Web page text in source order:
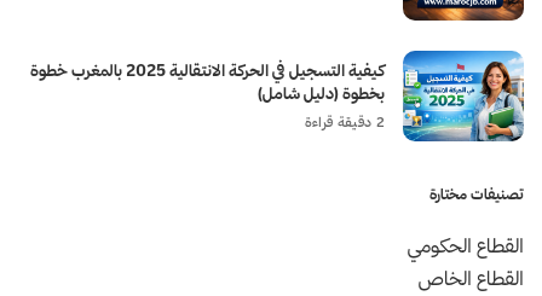
كيفية التسجيل في الحركة الانتقالية 2025 بالمغرب خطوة
بخطوة (دليل شامل)
2 دقيقة قراءة
تصنيفات مختارة
القطاع الحكومي
القطاع الخاص